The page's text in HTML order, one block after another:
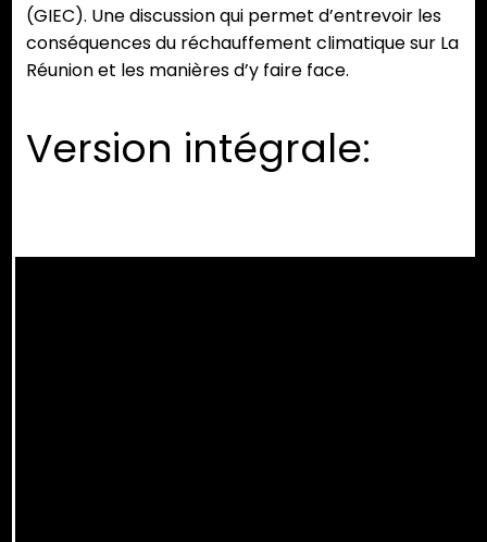
(GIEC). Une discussion qui permet d’entrevoir les
conséquences du réchauffement climatique sur La
Réunion et les manières d’y faire face.
Version intégrale: